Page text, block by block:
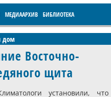
МЕДИААРХИВ БИБЛИОТЕКА
дом
Восточно-
щита
установили, что